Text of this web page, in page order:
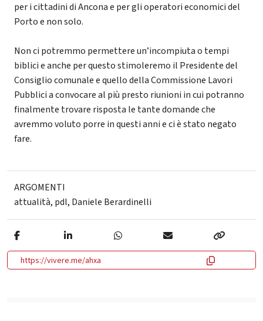
per i cittadini di Ancona e per gli operatori economici del
Porto e non solo.
Non ci potremmo permettere un’incompiuta o tempi
biblici e anche per questo stimoleremo il Presidente del
Consiglio comunale e quello della Commissione Lavori
Pubblici a convocare al più presto riunioni in cui potranno
finalmente trovare risposta le tante domande che
avremmo voluto porre in questi anni e ci è stato negato
fare.
ARGOMENTI
attualità, pdl, Daniele Berardinelli
https://vivere.me/ahxa